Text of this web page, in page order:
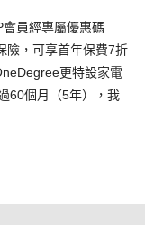
員經專屬優惠碼
險，可享首年保費7折
更特設家電
60個月（5年），我